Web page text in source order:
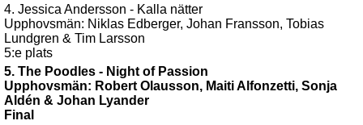
4. Jessica Andersson - Kalla nätter
Upphovsmän: Niklas Edberger, Johan Fransson, Tobias
Lundgren & Tim Larsson
5:e plats
5. The Poodles - Night of Passion
Upphovsmän: Robert Olausson, Maiti Alfonzetti, Sonja
Aldén & Johan Lyander
Final